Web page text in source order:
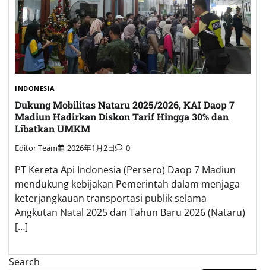
INDONESIA
Dukung Mobilitas Nataru 2025/2026, KAI Daop 7
Madiun Hadirkan Diskon Tarif Hingga 30% dan
Libatkan UMKM
Editor Team 2026年1月2日 0
PT Kereta Api Indonesia (Persero) Daop 7 Madiun
mendukung kebijakan Pemerintah dalam menjaga
keterjangkauan transportasi publik selama
Angkutan Natal 2025 dan Tahun Baru 2026 (Nataru)
[…]
Search